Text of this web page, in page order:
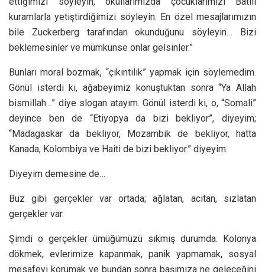
kuramlarla yetiştirdiğimizi söyleyin. En özel mesajlarımızın
bile Zuckerberg tarafından okunduğunu söyleyin… Bizi
beklemesinler ve mümkünse onlar gelsinler.”
Bunları moral bozmak, “çıkıntılık” yapmak için söylemedim.
Gönül isterdi ki, ağabeyimiz konuştuktan sonra “Ya Allah
bismillah…” diye slogan atayım. Gönül isterdi ki, o, “Somali”
deyince ben de “Etiyopya da bizi bekliyor”, diyeyim;
“Madagaskar da bekliyor, Mozambik de bekliyor, hatta
Kanada, Kolombiya ve Haiti de bizi bekliyor.” diyeyim.
Diyeyim demesine de…
Buz gibi gerçekler var ortada; ağlatan, acıtan, sızlatan
gerçekler var.
Şimdi o gerçekler ümüğümüzü sıkmış durumda. Kolonya
dökmek, evlerimize kapanmak, panik yapmamak, sosyal
mesafeyi korumak ve bundan sonra başımıza ne geleceğini